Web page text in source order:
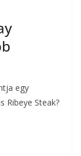
egy
Ribeye Steak?